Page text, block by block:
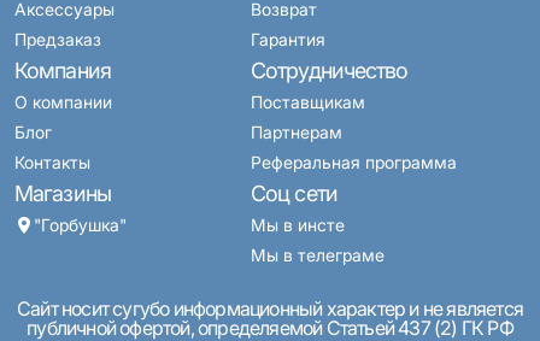
Аксессуары
Предзаказ
Возврат
Гарантия
Компания
О компании
Блог
Контакты
Магазины
"Горбушка"
Сотрудничество
Поставщикам
Партнерам
Реферальная программа
Соц сети
Мы в инсте
Мы в телеграме
Сайт носит сугубо информационный характер и не является
публичной офертой, определяемой Статьей 437 (2) ГК РФ